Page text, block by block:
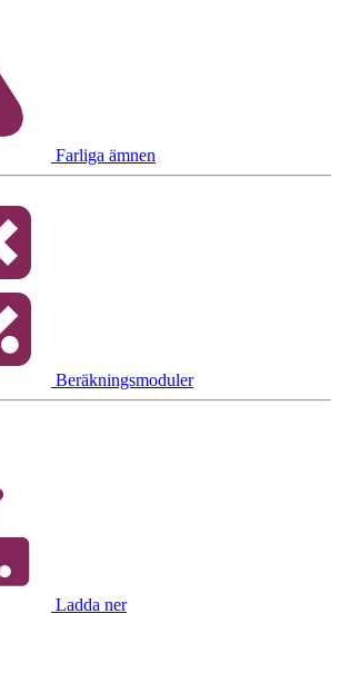
Farliga ämnen
Beräkningsmoduler
Ladda ner